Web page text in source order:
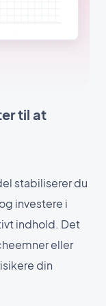
til at
stabiliserer du
investere i
indhold. Det
eller
din